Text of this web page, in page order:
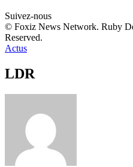
Suivez-nous
© Foxiz News Network. Ruby
Reserved.
Actus
LDR